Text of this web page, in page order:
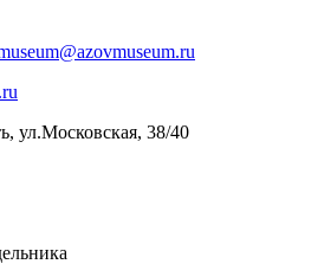
ул.Московская, 38/40